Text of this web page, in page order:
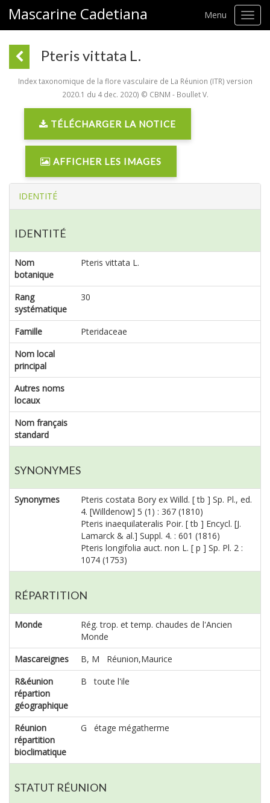
Mascarine Cadetiana Menu
Pteris vittata L.
Index taxonomique de la flore vasculaire de La Réunion (ITR) version
2020.1 du 4 dec. 2020) © CBNM - Boullet V.
TÉLÉCHARGER LA NOTICE
AFFICHER LES IMAGES
IDENTITÉ
IDENTITÉ
Nom
botanique
Pteris vittata L.
Rang
systématique
30
Famille
Pteridaceae
Nom local
principal
Autres noms
locaux
Nom français
standard
SYNONYMES
Synonymes
Pteris costata Bory ex Willd. [ tb ] Sp. Pl., ed.
4. [Willdenow] 5 (1) : 367 (1810)
Pteris inaequilateralis Poir. [ tb ] Encycl. [J.
Lamarck & al.] Suppl. 4. : 601 (1816)
Pteris longifolia auct. non L. [ p ] Sp. Pl. 2 :
1074 (1753)
RÉPARTITION
Monde
Rég. trop. et temp. chaudes de l'Ancien
Monde
Mascareignes
B, M Réunion,Maurice
R&éunion
répartion
géographique
B toute l'ile
Réunion
répartition
bioclimatique
G étage mégatherme
STATUT RÉUNION